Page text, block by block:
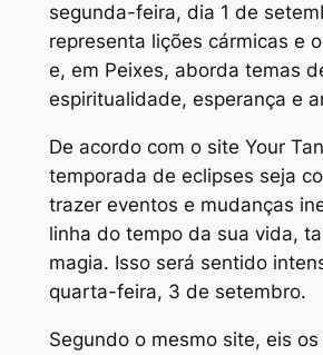
segunda-feira, dia 1 de
representa lições cármicas e
e, em Peixes, aborda temas
espiritualidade, esperança e
De acordo com o site Your
temporada de eclipses seja
trazer eventos e mudanças
linha do tempo da sua vida,
magia. Isso será sentido
quarta-feira, 3 de setembro.
Segundo o mesmo site, eis